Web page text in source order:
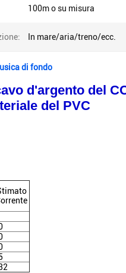
100m o su misura
In mare/aria/treno/ecc.
di fondo
d'argento del
del PVC